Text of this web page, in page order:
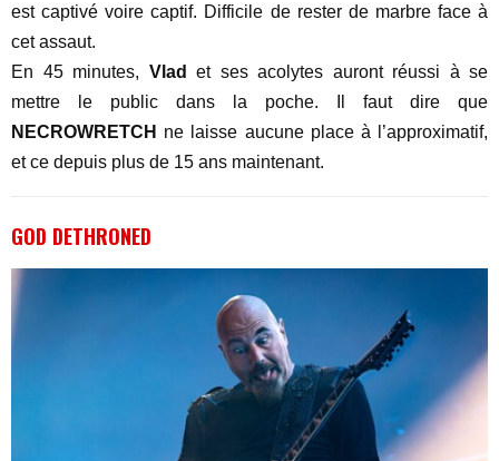
est captivé voire captif. Difficile de rester de marbre face à
cet assaut.
En 45 minutes, Vlad
et ses acolytes auront réussi à se
mettre le public dans la poche. Il faut dire que
NECROWRETCH ne laisse aucune place à l’approximatif,
et ce depuis plus de 15 ans maintenant.
GOD DETHRONED